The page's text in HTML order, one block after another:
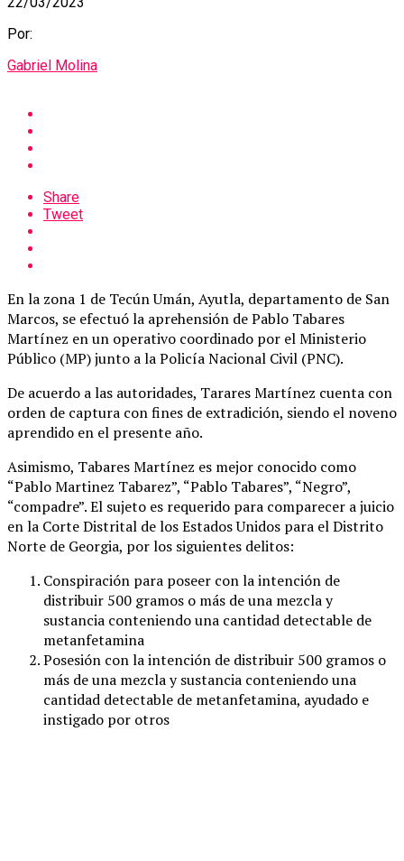
Por:
Gabriel Molina
Share
Tweet
En la zona 1 de Tecún Umán, Ayutla, departamento de San
Marcos, se efectuó la aprehensión de Pablo Tabares
Martínez en un operativo coordinado por el Ministerio
Público (MP) junto a la Policía Nacional Civil (PNC).
De acuerdo a las autoridades, Tarares Martínez cuenta con
orden de captura con fines de extradición, siendo el noveno
aprendido en el presente año.
Asimismo, Tabares Martínez es mejor conocido como
“Pablo Martinez Tabarez”, “Pablo Tabares”, “Negro”,
“compadre”. El sujeto es requerido para comparecer a juicio
en la Corte Distrital de los Estados Unidos para el Distrito
Norte de Georgia, por los siguientes delitos:
Conspiración para poseer con la intención de
distribuir 500 gramos o más de una mezcla y
sustancia conteniendo una cantidad detectable de
metanfetamina
Posesión con la intención de distribuir 500 gramos o
más de una mezcla y sustancia conteniendo una
cantidad detectable de metanfetamina, ayudado e
instigado por otros